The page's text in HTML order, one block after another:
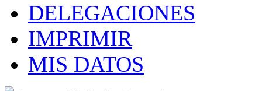
DELEGACIONES
IMPRIMIR
MIS DATOS